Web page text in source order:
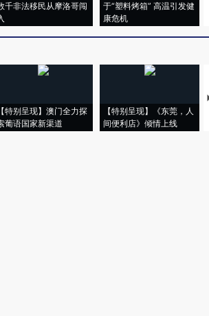
千非法移民从摩洛哥闯
于“塑料烤箱” 高温引发健
康危机
【特别呈现】澳门全力探
葡语国家新渠道
【特别呈现】《东莞，人
间便利店》倾情上线